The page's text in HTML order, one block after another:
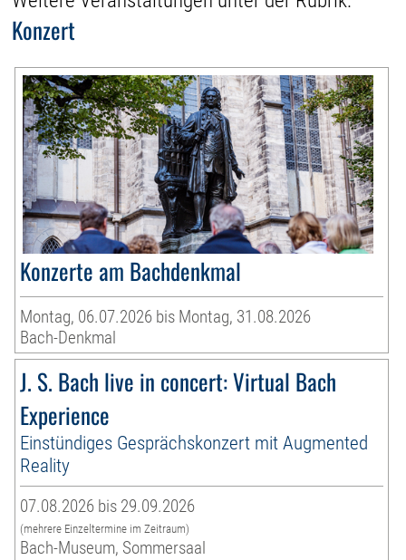
Konzert
Konzerte am Bachdenkmal
Montag, 06.07.2026 bis Montag, 31.08.2026
Bach-Denkmal
J. S. Bach live in concert: Virtual Bach
Experience
Einstündiges Gesprächskonzert mit Augmented
Reality
07.08.2026 bis 29.09.2026
(mehrere Einzeltermine im Zeitraum)
Bach-Museum, Sommersaal